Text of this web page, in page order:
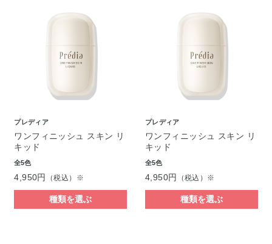
プレディア
ワンフィニッシュ スキン リ
キッド
全5色
4,950円 （税込）※
種類を選ぶ
プレディア
ワンフィニッシュ スキン リ
キッド
全5色
4,950円 （税込）※
種類を選ぶ